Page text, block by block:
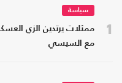
1
سياسة
ممثلات يرتدين الزي
مع السيسي